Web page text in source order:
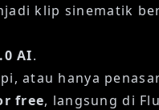
klip sinematik
AI.
atau hanya
free, langsung di